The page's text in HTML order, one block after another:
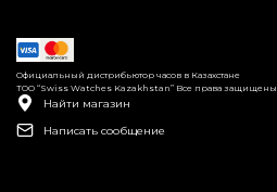
Найти магазин
Написать сообщение
ТОО “Swiss Watches Kazakhstan” Все права защищены
Официальный дистрибьютор часов в Казахстане